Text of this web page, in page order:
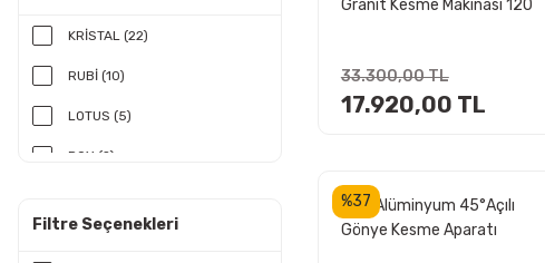
KRİSTAL (22)
RUBİ (10)
LOTUS (5)
ROX (2)
NEXON (1)
Filtre Seçenekleri
Granit Kesme Makinası 120
33.300,00 TL
17.920,00 TL
%37
ROX Alüminyum 45°Açılı
Gönye Kesme Aparatı